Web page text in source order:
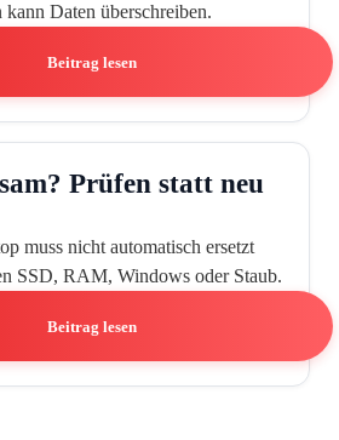
Daten überschreiben.
Beitrag lesen
Prüfen statt neu
muss nicht automatisch ersetzt
SSD, RAM, Windows oder Staub.
Beitrag lesen